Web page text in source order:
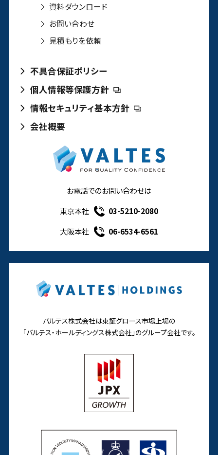
資料ダウンロード
お問い合わせ
見積もりを依頼
不具合保証ポリシー
個人情報等保護方針
情報セキュリティ基本方針
会社概要
お電話でのお問い合わせは
東京本社
03-5210-2080
大阪本社
06-6534-6561
バルテス株式会社は東証グロース市場上場の
「バルテス・ホールディングス株式会社」のグループ会社です。